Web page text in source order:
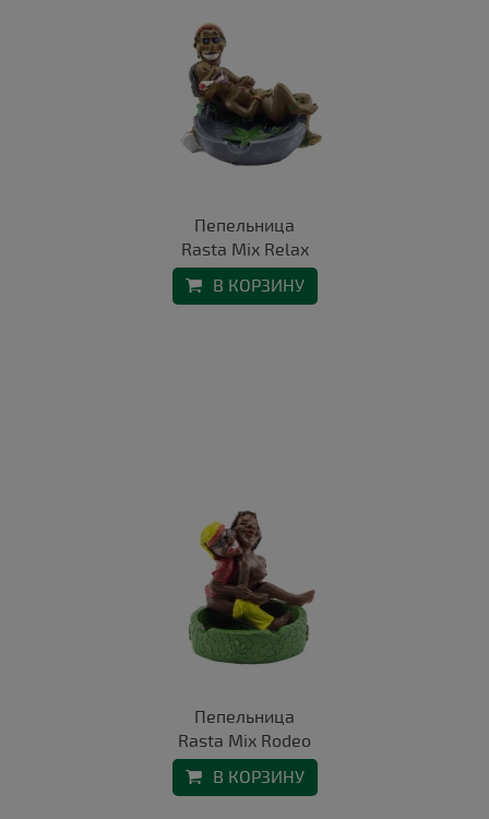
Пепельница
Rasta Mix Relax
В КОРЗИНУ
Пепельница
Rasta Mix Rodeo
В КОРЗИНУ